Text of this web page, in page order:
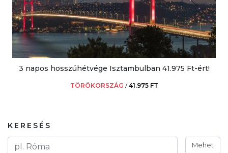
3 napos hosszúhétvége Isztambulban 41.975 Ft-ért!
TÖRÖKORSZÁG /41.975 FT
KERESÉS
Mehet